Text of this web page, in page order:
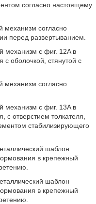
согласно настоящему
механизм согласно
перед развертыванием.
механизм с фиг. 12A в
с оболочкой, стянутой с
механизм согласно
механизм с фиг. 13A в
с отверстием толкателя,
стабилизирующего
шаблон
в крепежный
шаблон
в крепежный